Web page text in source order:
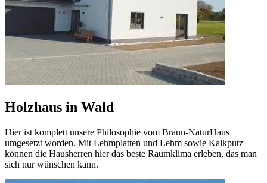
Holzhaus in Wald
Hier ist komplett unsere Philosophie vom Braun-NaturHaus
umgesetzt worden. Mit Lehmplatten und Lehm sowie Kalkputz
können die Hausherren hier das beste Raumklima erleben, das man
sich nur wünschen kann.